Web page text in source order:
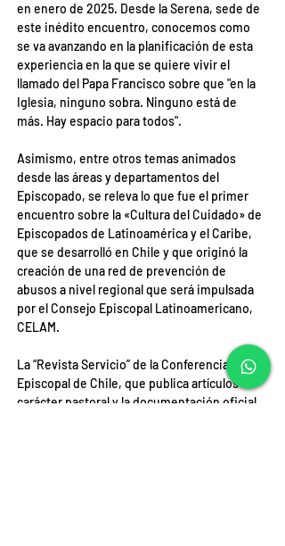
en enero de 2025. Desde la Serena, sede de
este inédito encuentro, conocemos como
se va avanzando en la planificación de esta
experiencia en la que se quiere vivir el
llamado del Papa Francisco sobre que "en la
Iglesia, ninguno sobra. Ninguno está de
más. Hay espacio para todos".
Asimismo, entre otros temas animados
desde las áreas y departamentos del
Episcopado, se releva lo que fue el primer
encuentro sobre la «Cultura del Cuidado» de
Episcopados de Latinoamérica y el Caribe,
que se desarrolló en Chile y que originó la
creación de una red de prevención de
abusos a nivel regional que será impulsada
por el Consejo Episcopal Latinoamericano,
CELAM.
La “Revista Servicio” de la Conferencia
Episcopal de Chile, que publica artículos de
carácter pastoral y la documentación oficial